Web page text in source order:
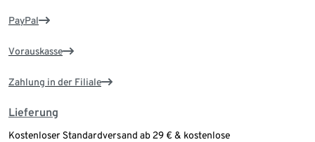
PayPal
Vorauskasse
Zahlung in der Filiale
Lieferung
Kostenloser Standardversand ab 29 € & kostenlose